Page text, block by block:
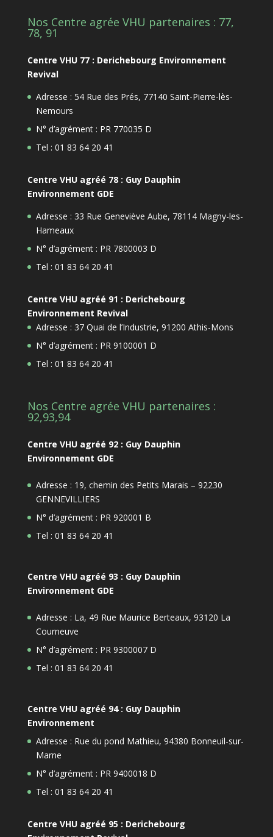
Nos Centre agrée VHU partenaires : 77,
78, 91
Centre VHU 77 : Derichebourg Environnement
Revival
Adresse : 54 Rue des Prés, 77140 Saint-Pierre-lès-
Nemours
N° d’agrément : PR 770035 D
Tel : 01 83 64 20 41
Centre VHU agréé 78 : Guy Dauphin
Environnement GDE
Adresse : 33 Rue Geneviève Aube, 78114 Magny-les-
Hameaux
N° d’agrément : PR 7800003 D
Tel : 01 83 64 20 41
Centre VHU agréé 91 : Derichebourg
Environnement Revival
Adresse : 37 Quai de l’Industrie, 91200 Athis-Mons
N° d’agrément : PR 9100001 D
Tel : 01 83 64 20 41
Nos Centre agrée VHU partenaires :
92,93,94
Centre VHU agréé 92 : Guy Dauphin
Environnement GDE
Adresse : 19, chemin des Petits Marais – 92230
GENNEVILLIERS
N° d’agrément : PR 920001 B
Tel : 01 83 64 20 41
Centre VHU agréé 93 : Guy Dauphin
Environnement GDE
Adresse : La, 49 Rue Maurice Berteaux, 93120 La
Courneuve
N° d’agrément : PR 9300007 D
Tel : 01 83 64 20 41
Centre VHU agréé 94 : Guy Dauphin
Environnement
Adresse : Rue du pond Mathieu, 94380 Bonneuil-sur-
Marne
N° d’agrément : PR 9400018 D
Tel : 01 83 64 20 41
Centre VHU agréé 95 : Derichebourg